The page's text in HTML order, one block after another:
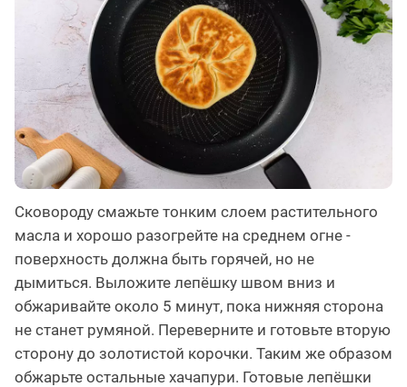
Сковороду смажьте тонким слоем растительного
масла и хорошо разогрейте на среднем огне -
поверхность должна быть горячей, но не
дымиться. Выложите лепёшку швом вниз и
обжаривайте около 5 минут, пока нижняя сторона
не станет румяной. Переверните и готовьте вторую
сторону до золотистой корочки. Таким же образом
обжарьте остальные хачапури. Готовые лепёшки